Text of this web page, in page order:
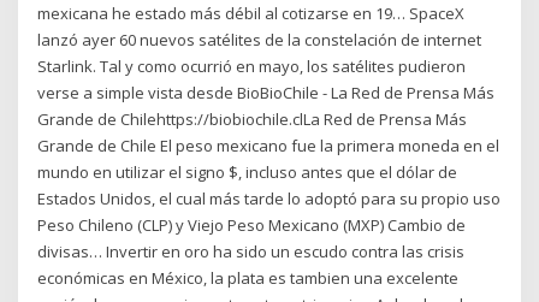
mexicana he estado más débil al cotizarse en 19… SpaceX
lanzó ayer 60 nuevos satélites de la constelación de internet
Starlink. Tal y como ocurrió en mayo, los satélites pudieron
verse a simple vista desde BioBioChile - La Red de Prensa Más
Grande de Chilehttps://biobiochile.clLa Red de Prensa Más
Grande de Chile El peso mexicano fue la primera moneda en el
mundo en utilizar el signo $, incluso antes que el dólar de
Estados Unidos, el cual más tarde lo adoptó para su propio uso
Peso Chileno (CLP) y Viejo Peso Mexicano (MXP) Cambio de
divisas… Invertir en oro ha sido un escudo contra las crisis
económicas en México, la plata es tambien una excelente